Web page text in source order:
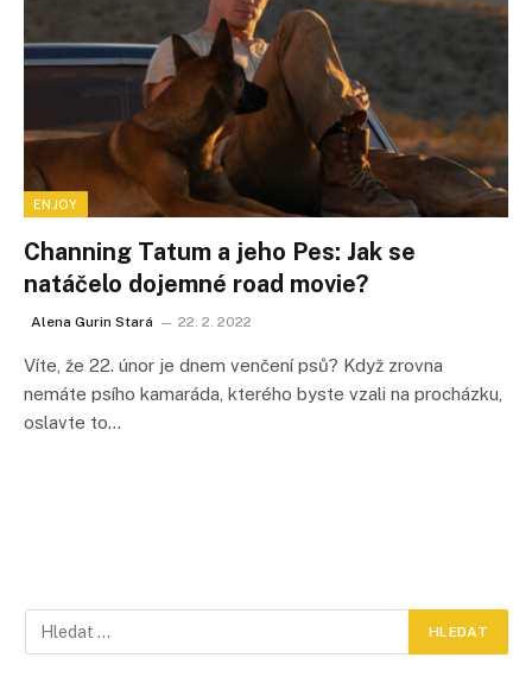
ENJOY
Channing Tatum a jeho Pes: Jak se
natáčelo dojemné road movie?
Alena Gurin Stará 22. 2. 2022
Víte, že 22. únor je dnem venčení psů? Když zrovna
nemáte psího kamaráda, kterého byste vzali na procházku,
oslavte to…